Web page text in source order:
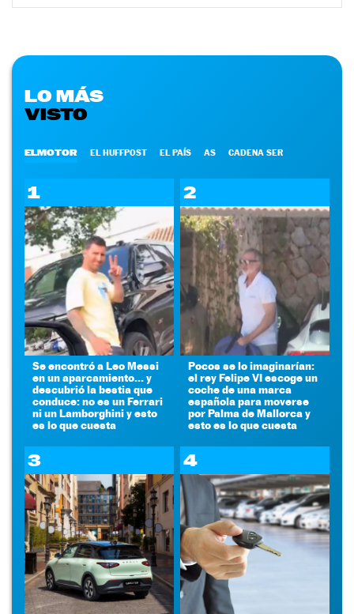
LO MÁS
VISTO
ELMOTOR EL HUFFPOST EL PAÍS AS CADENA SER
1
Se encontró a Leo Messi
en un aparcamiento... y
descubrió la bestia que
conduce: no es un Ferrari
ni un Lamborghini y esto
es lo que cuesta
2
Pocos se lo imaginarían:
el rey Felipe VI escoge un
coche de una marca
española para moverse
por Palma de Mallorca y
esto es lo que cuesta
3 4